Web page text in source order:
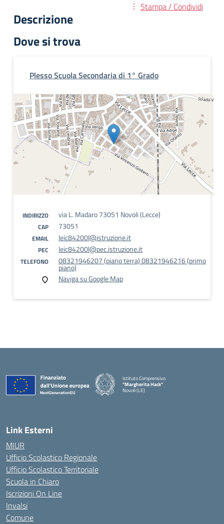
Stampa / Condividi
Descrizione
Dove si trova
Plesso Scuola Secondaria di 1° Grado
INDIRIZZO via L. Madaro 73051 Novoli (Lecce)
CAP 73051
EMAIL leic84200l@istruzione.it
PEC leic84200l@pec.istruzione.it
TELEFONO 08321946207 (piano terra) 08321946216 (primo
piano)
Naviga su Google Map
Istituto Comprensivo
"Margherita Hack"
Novoli (LE)
Link Esterni
MIUR
Ufficio Scolastico Regionale
Ufficio Scolastico Territoriale
Scuola in Chiaro
Iscrizioni On Line
Invalsi
Comune